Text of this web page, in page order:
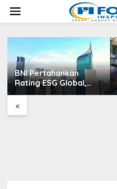
w
«
BNI Pertahankan
Rating ESG Global,
Kredit Hijau Terus
Tumbuh Dorong